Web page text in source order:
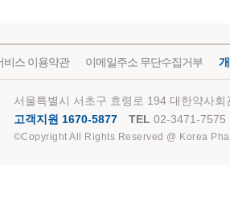
비스 이용약관 이메일주소 무단수집거부
서울특별시 서초구 효령로 194 대한약사
고객지원 1670-5877
TEL 02-3471-7575
©Copyright All Rights Reserved @ Korea